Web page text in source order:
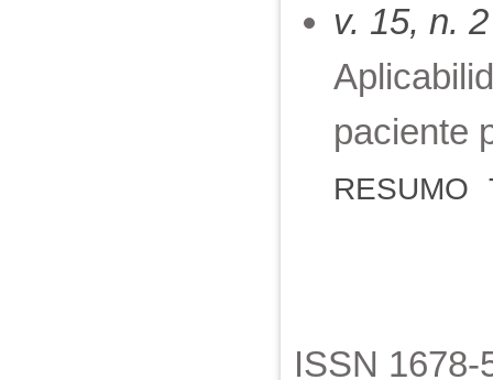
v. 15, n.
paciente
RESUMO
ISSN